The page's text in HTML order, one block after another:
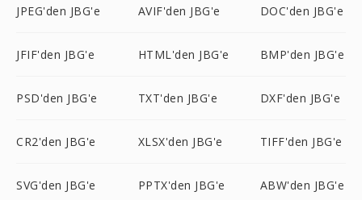
JPEG'den JBG'e AVIF'den JBG'e DOC'den JBG'e
JFIF'den JBG'e HTML'den JBG'e BMP'den JBG'e
PSD'den JBG'e TXT'den JBG'e DXF'den JBG'e
CR2'den JBG'e XLSX'den JBG'e TIFF'den JBG'e
SVG'den JBG'e PPTX'den JBG'e ABW'den JBG'e